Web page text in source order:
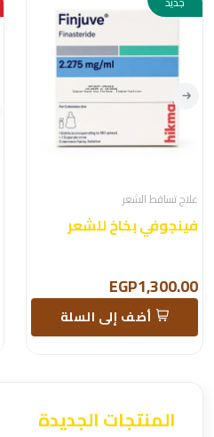
علاج تساقط الشعر
فينجوفي بخاخ للشعر
EGP1,300.00
أضف إلى السلة
المنتجات الجديدة